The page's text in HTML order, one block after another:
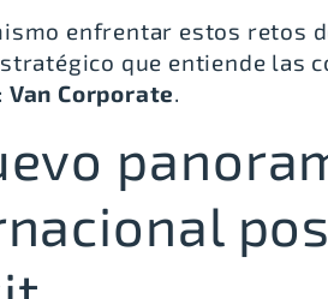
enfrentar estos retos
que entiende las
Van Corporate.